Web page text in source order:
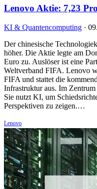
Lenovo Aktie: 7,23
KI & Quantencomputing ·
Der chinesische
höher. Die Aktie legte am
Euro zu. Auslöser ist eine
Weltverband FIFA. Lenovo
FIFA und stattet die
Infrastruktur aus. Im
Sie nutzt KI, um
Perspektiven zu zeigen.…
Lenovo